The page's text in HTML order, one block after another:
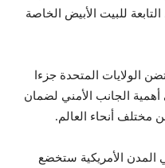
للبيت الأبيض الخاصة
الذي ستحتضن الولايات المتحدة جزءا
أهمية الجانب الأمني لضمان
مختلف أنحاء العالم.
المدن الأمريكية ستخضع